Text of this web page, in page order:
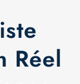
Réel